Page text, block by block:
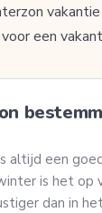
een
altijd een
is het op
dan in